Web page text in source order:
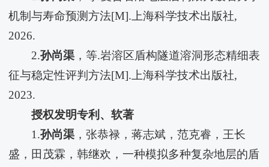
机制与寿命预测方法[M].上海科学技术出版社,
2026.
2.孙尚渠，等.岩溶区盾构隧道溶洞形态精细表
征与稳定性评判方法[M].上海科学技术出版社,
2023.
授权发明专利、软著
1.孙尚渠，张恭禄，蒋志斌，范克睿，王长
盛，田茂霖，韩继欢，一种模拟多种复杂地层的盾